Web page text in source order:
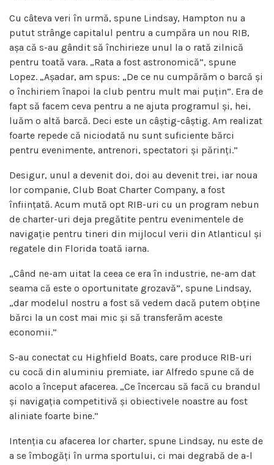
Cu câteva veri în urmă, spune Lindsay, Hampton nu a
putut strânge capitalul pentru a cumpăra un nou RIB,
așa că s-au gândit să închirieze unul la o rată zilnică
pentru toată vara. „Rata a fost astronomică”, spune
Lopez. „Așadar, am spus: „De ce nu cumpărăm o barcă și
o închiriem înapoi la club pentru mult mai puțin”. Era de
fapt să facem ceva pentru a ne ajuta programul și, hei,
luăm o altă barcă. Deci este un câștig-câștig. Am realizat
foarte repede că niciodată nu sunt suficiente bărci
pentru evenimente, antrenori, spectatori și părinți.”
Desigur, unul a devenit doi, doi au devenit trei, iar noua
lor companie, Club Boat Charter Company, a fost
înființată. Acum mută opt RIB-uri cu un program nebun
de charter-uri deja pregătite pentru evenimentele de
navigație pentru tineri din mijlocul verii din Atlanticul și
regatele din Florida toată iarna.
„Când ne-am uitat la ceea ce era în industrie, ne-am dat
seama că este o oportunitate grozavă”, spune Lindsay,
„dar modelul nostru a fost să vedem dacă putem obține
bărci la un cost mai mic și să transferăm aceste
economii.”
S-au conectat cu Highfield Boats, care produce RIB-uri
cu cocă din aluminiu premiate, iar Alfredo spune că de
acolo a început afacerea. „Ce încercau să facă cu brandul
și navigația competitivă și obiectivele noastre au fost
aliniate foarte bine.”
Intenția cu afacerea lor charter, spune Lindsay, nu este de
a se îmbogăți în urma sportului, ci mai degrabă de a-l